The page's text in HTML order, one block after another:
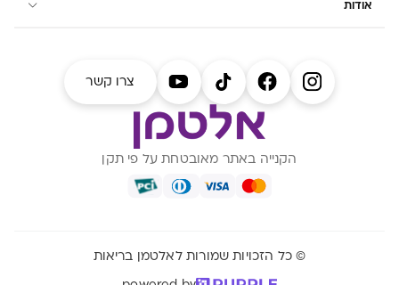
אודות
צרו קשר
הקנייה באתר מאובטחת על פי תקן
© כל הזכויות שמורות לאלטמן בריאות